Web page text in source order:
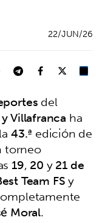
22/JUN/26
del
Villafranca ha
43.ª edición de
torneo
19,20y21 de
Team FSy
Moral.